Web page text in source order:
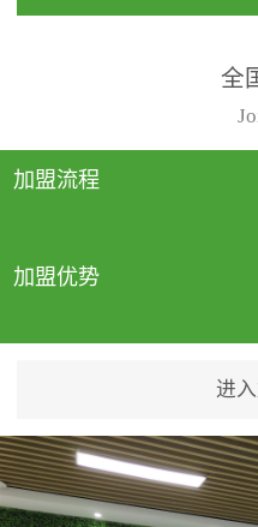
动，人类长时间停留的室
内空间都有整体消毒的需
要。因为空间内人流携带
的、空气...
全
加盟流程
加盟优势
进